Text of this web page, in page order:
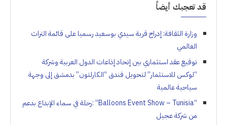
قد تعجبك أيضاً
وزارة الثقافة: إدراج قرية سيدي بوسعيد رسميا على قائمة التراث
العالمي
توقيع عقد استثماري بين إتحاد إذاعات الدول العربية وشركة
“لوكس للاستثمار” لتحويل فندق “الكارلتون” بدمشق إلى وجهة
سياحية عالمية
“Balloons Event Show – Tunisia” :رحلة في سماء الإبداع بدعم
من شركة عجيل